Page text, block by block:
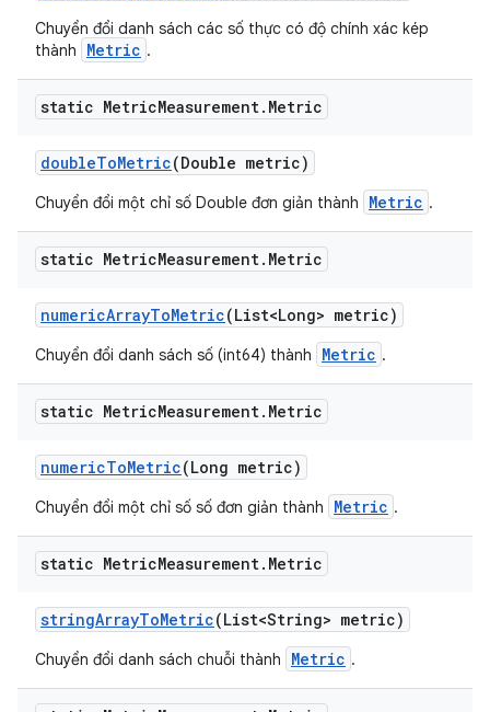
Chuyển đổi danh sách các số thực có độ chính xác kép
thành
Metric .
static MetricMeasurement. Metric
doubleToMetric(Double metric)
Chuyển đổi một chỉ số Double đơn giản thành Metric .
static MetricMeasurement. Metric
numericArrayToMetric(List<Long> metric)
Chuyển đổi danh sách số (int64) thành Metric .
static MetricMeasurement. Metric
numericToMetric(Long metric)
Chuyển đổi một chỉ số số đơn giản thành Metric .
static MetricMeasurement. Metric
stringArrayToMetric(List<String> metric)
Chuyển đổi danh sách chuỗi thành Metric .